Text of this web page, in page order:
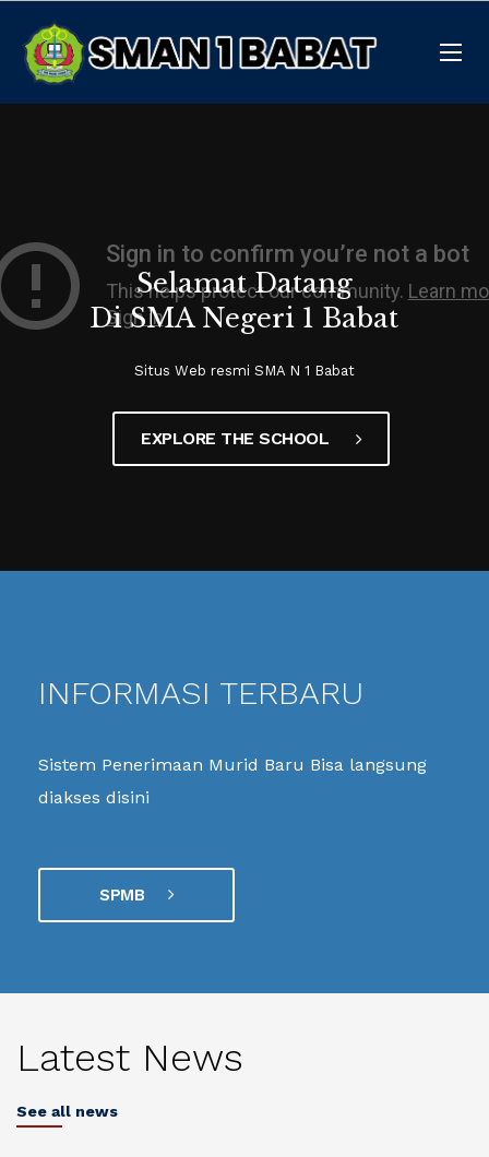
Selamat Datang
Di SMA Negeri 1 Babat
Situs Web resmi SMA N 1 Babat
EXPLORE THE SCHOOL
INFORMASI TERBARU
Sistem Penerimaan Murid Baru Bisa langsung
diakses disini
SPMB
Latest News
See all news